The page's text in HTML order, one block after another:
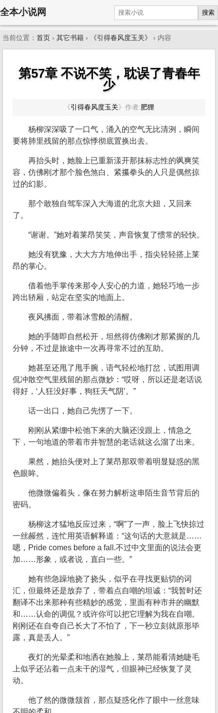
全本小说网 搜索
当前位置： 首页 › 其它书籍 › 《引得春风度玉关》 › 内容
第57章 不说不笑，耽误了青春年
少
《引得春风度玉关》 作者:肥狸
杨柳深深吸了一口气，涌入的空气无比清洌，瞬间
要将肺里残留的那点惊悸彻底置换出去。
再抬头时，她脸上已重新漾开那抹标志性的飒爽笑
容，仿佛刚才那个脸色煞白、紧攥拳头的人只是偶然掠
过的幻影。
那个敢独自驾车深入大海道的北京大妞，又回来
了。
“谢谢。”她对着莱昂笑笑，声音恢复了惯常的轻快。
她没有犹豫，大大方方地伸出手，指尖轻轻搭上莱
昂的掌心。
借着他手掌传来那令人安心的力道，她轻巧地一步
跨出轿厢，站定在坚实的地面上。
夜风拂面，带着冰雪般的清醒。
她的手随即自然松开，坦然得仿佛刚才那紧握的几
分钟，不过是旅途中一次再寻常不过的互助。
她甚至还甩了甩手腕，语气轻松地打岔，试图用调
侃冲散空气里残留的那点微妙：“哎呀，所以还是老话说
得好，‘人狂没好事，狗狂天气阴’。”
话一出口，她自己先愣了一下。
刚刚从紧绷中松弛下来的大脑还没跟上，情急之
下，一句地道的带着市井智慧的老话就这么溜了出来。
果然，她抬头便对上了莱昂那双带着明显疑惑的黑
色眼眸。
他微微偏着头，像在努力解析这串陌生音节背后的
密码。
杨柳这才猛地反应过来，“啊”了一声，脸上飞快掠过
一丝赧然，连忙用英语解释道：“这句话的大意就是……
嗯，Pride comes before a fall.不过中文里面的说法会更
加……形象，或者说，直白一些。”
她有些急躁地挠了挠头，似乎在寻找更贴切的词
汇，但最终还是放弃了，带着点自嘲的坦诚：“我暂时还
翻译不出来那种有些精妙的感觉，里面有种市井的幽默
和……认命的调侃？或许你可以把它理解为我在自嘲。
刚刚还在自夸自己长大了不怕了，下一秒立刻就原形毕
露，真是丢人。”
夜灯的光晕柔和地洒在她脸上，莱昂能看清她睫毛
上似乎还沾着一点未干的湿气，但眼神已经恢复了灵
动。
他了然的微微颔首，那点疑惑化作了眼中一丝意味